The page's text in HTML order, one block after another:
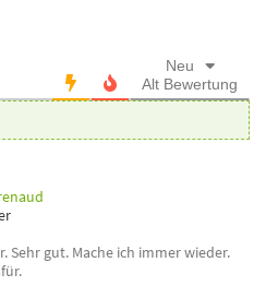
Neu
Alt Bewertung
Sehr gut. Mache ich immer wieder.